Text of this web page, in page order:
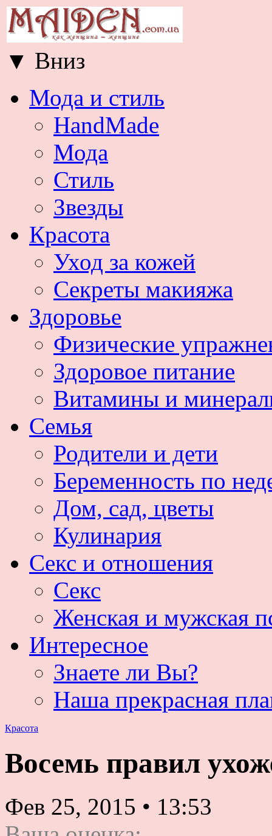
▼ Вниз
Мода и стиль
HandMade
Мода
Стиль
Звезды
Красота
Уход за кожей
Секреты макияжа
Здоровье
Физические
Здоровое питание
Витамины и
Семья
Родители и дети
Беременность по
Дом, сад, цветы
Кулинария
Секс и отношения
Секс
Женская и мужская
Интересное
Знаете ли Вы?
Наша прекрасная
Красота
Восемь правил
Фев 25, 2015 • 13:53